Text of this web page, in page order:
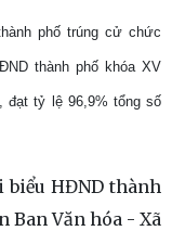
phố trúng cử chức
thành phố khóa XV
đạt tỷ lệ 96,9% tổng số
biểu HĐND thành
Ban Văn hóa - Xã